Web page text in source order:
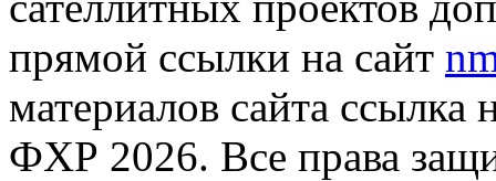
прямой ссылки на сайт
материалов сайта ссылка
ФХР 2026. Все права